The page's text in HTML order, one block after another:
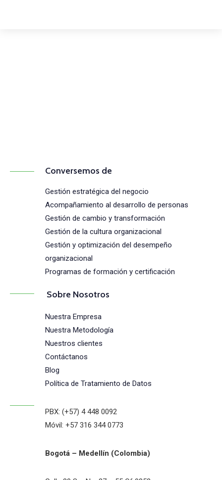
Conversemos de
Gestión estratégica del negocio
Acompañamiento al desarrollo de personas
Gestión de cambio y transformación
Gestión de la cultura organizacional
Gestión y optimización del desempeño
organizacional
Programas de formación y certificación
Sobre Nosotros
Nuestra Empresa
Nuestra Metodología
Nuestros clientes
Contáctanos
Blog
Política de Tratamiento de Datos
PBX: (+57) 4 448 0092
Móvil: +57 316 344 0773
Bogotá – Medellín (Colombia)